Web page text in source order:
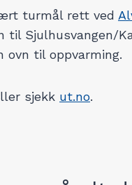
turmål rett ved
til Sjulhusvangen/
ovn til oppvarming.
sjekk ut.no.